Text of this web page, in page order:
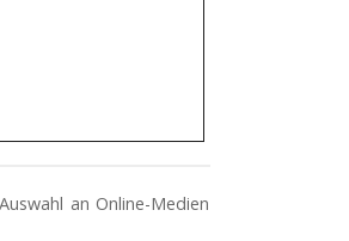
an Online-Medien